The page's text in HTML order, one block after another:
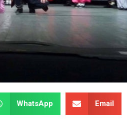
WhatsApp Email